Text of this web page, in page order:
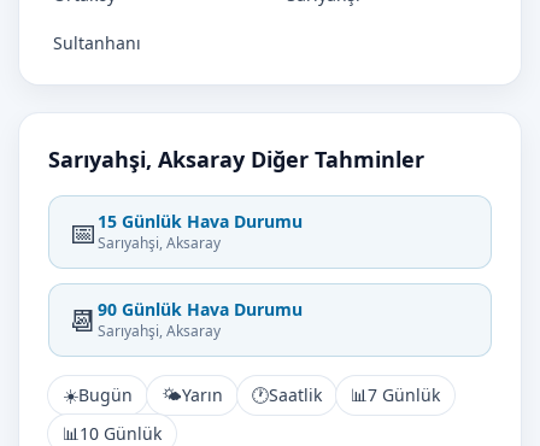
Sultanhanı
Sarıyahşi, Aksaray Diğer Tahminler
📅 15 Günlük Hava Durumu
Sarıyahşi, Aksaray
📆 90 Günlük Hava Durumu
Sarıyahşi, Aksaray
☀️Bugün 🌤️Yarın 🕐Saatlik 📊7 Günlük
📊10 Günlük